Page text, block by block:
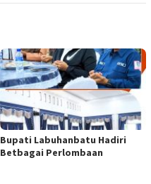
Bupati Labuhanbatu Hadiri
Betbagai Perlombaan